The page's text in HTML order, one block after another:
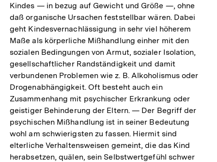
Kindes — in bezug auf Gewicht und Größe —, ohne
daß organische Ursachen feststellbar wären. Dabei
geht Kindesvernachlässigung in sehr viel höherem
Maße als körperliche Mißhandlung einher mit den
sozialen Bedingungen von Armut, sozialer Isolation,
gesellschaftlicher Randständigkeit und damit
verbundenen Problemen wie z. B. Alkoholismus oder
Drogenabhängigkeit. Oft besteht auch ein
Zusammenhang mit psychischer Erkrankung oder
geistiger Behinderung der Eltern. — Der Begriff der
psychischen Mißhandlung ist in seiner Bedeutung
wohl am schwierigsten zu fassen. Hiermit sind
elterliche Verhaltensweisen gemeint, die das Kind
herabsetzen, quälen, sein Selbstwertgefühl schwer